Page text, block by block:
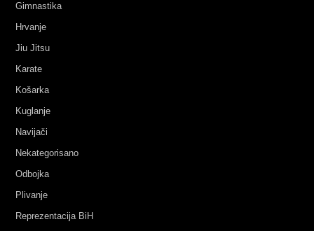
Gimnastika
Hrvanje
Jiu Jitsu
Karate
Košarka
Kuglanje
Navijači
Nekategorisano
Odbojka
Plivanje
Reprezentacija BiH